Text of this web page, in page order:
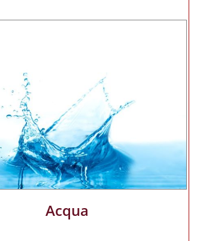
Acqua